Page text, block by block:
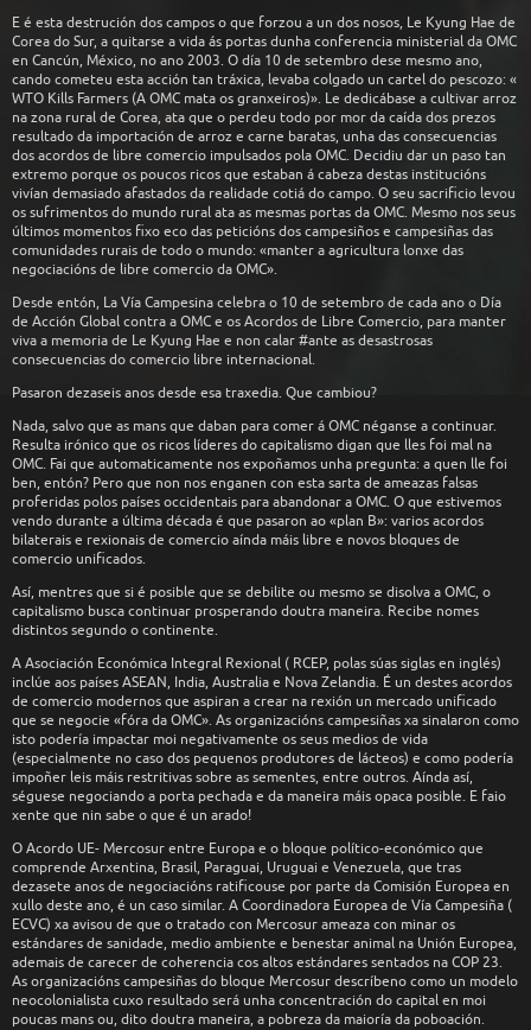
E é esta destrución dos campos o que forzou a un dos nosos, Le Kyung Hae de
Corea do Sur, a quitarse a vida ás portas dunha conferencia ministerial da OMC
en Cancún, México, no ano 2003. O día 10 de setembro dese mesmo ano,
cando cometeu esta acción tan tráxica, levaba colgado un cartel do pescozo: «
WTO Kills Farmers (A OMC mata os granxeiros)». Le dedicábase a cultivar arroz
na zona rural de Corea, ata que o perdeu todo por mor da caída dos prezos
resultado da importación de arroz e carne baratas, unha das consecuencias
dos acordos de libre comercio impulsados pola OMC. Decidiu dar un paso tan
extremo porque os poucos ricos que estaban á cabeza destas institucións
vivían demasiado afastados da realidade cotiá do campo. O seu sacrificio levou
os sufrimentos do mundo rural ata as mesmas portas da OMC. Mesmo nos seus
últimos momentos fixo eco das peticións dos campesiños e campesiñas das
comunidades rurais de todo o mundo: «manter a agricultura lonxe das
negociacións de libre comercio da OMC».
Desde entón, La Vía Campesina celebra o 10 de setembro de cada ano o Día
de Acción Global contra a OMC e os Acordos de Libre Comercio, para manter
viva a memoria de Le Kyung Hae e non calar #ante as desastrosas
consecuencias do comercio libre internacional.
Pasaron dezaseis anos desde esa traxedia. Que cambiou?
Nada, salvo que as mans que daban para comer á OMC néganse a continuar.
Resulta irónico que os ricos líderes do capitalismo digan que lles foi mal na
OMC. Fai que automaticamente nos expoñamos unha pregunta: a quen lle foi
ben, entón? Pero que non nos enganen con esta sarta de ameazas falsas
proferidas polos países occidentais para abandonar a OMC. O que estivemos
vendo durante a última década é que pasaron ao «plan B»: varios acordos
bilaterais e rexionais de comercio aínda máis libre e novos bloques de
comercio unificados.
Así, mentres que si é posible que se debilite ou mesmo se disolva a OMC, o
capitalismo busca continuar prosperando doutra maneira. Recibe nomes
distintos segundo o continente.
A Asociación Económica Integral Rexional ( RCEP, polas súas siglas en inglés)
inclúe aos países ASEAN, India, Australia e Nova Zelandia. É un destes acordos
de comercio modernos que aspiran a crear na rexión un mercado unificado
que se negocie «fóra da OMC». As organizacións campesiñas xa sinalaron como
isto podería impactar moi negativamente os seus medios de vida
(especialmente no caso dos pequenos produtores de lácteos) e como podería
impoñer leis máis restritivas sobre as sementes, entre outros. Aínda así,
séguese negociando a porta pechada e da maneira máis opaca posible. E faio
xente que nin sabe o que é un arado!
O Acordo UE- Mercosur entre Europa e o bloque político-económico que
comprende Arxentina, Brasil, Paraguai, Uruguai e Venezuela, que tras
dezasete anos de negociacións ratificouse por parte da Comisión Europea en
xullo deste ano, é un caso similar. A Coordinadora Europea de Vía Campesiña (
ECVC) xa avisou de que o tratado con Mercosur ameaza con minar os
estándares de sanidade, medio ambiente e benestar animal na Unión Europea,
ademais de carecer de coherencia cos altos estándares sentados na COP 23.
As organizacións campesiñas do bloque Mercosur descríbeno como un modelo
neocolonialista cuxo resultado será unha concentración do capital en moi
poucas mans ou, dito doutra maneira, a pobreza da maioría da poboación.